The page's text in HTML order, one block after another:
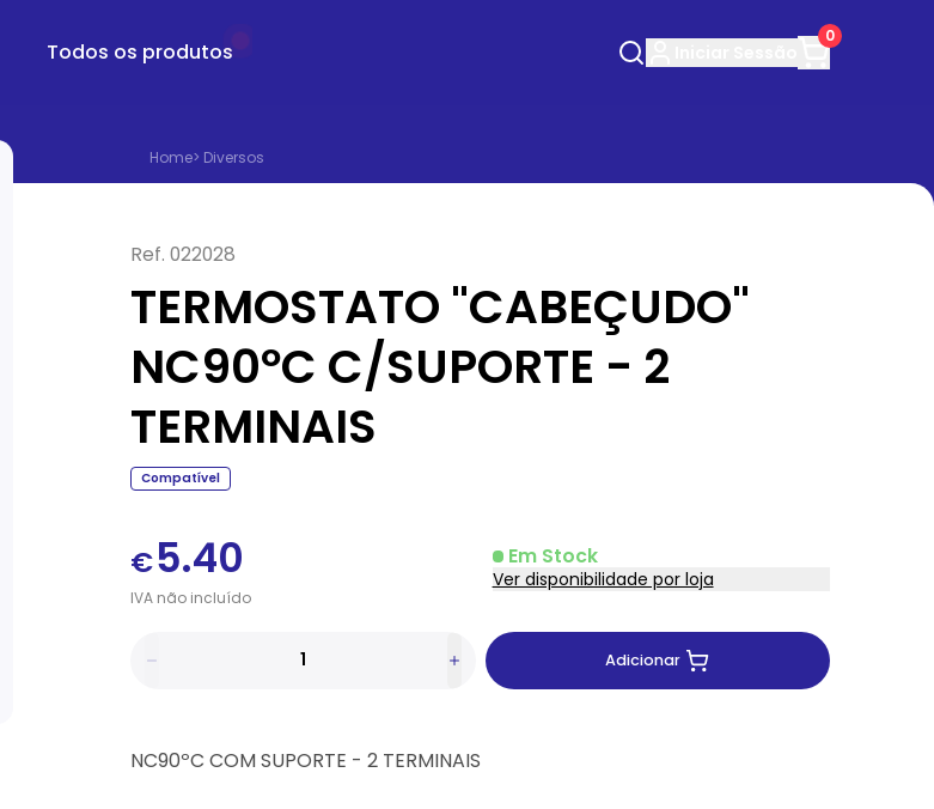
Todos os produtos
0
Home> Diversos
Ref. 022028
TERMOSTATO "CABEÇUDO"
NC90ºC C/SUPORTE - 2
TERMINAIS
Compatível
€5.40
IVAnãoincluído
Em Stock
Ver disponibilidade por loja
Adicionar
NC90ºC COM SUPORTE - 2 TERMINAIS